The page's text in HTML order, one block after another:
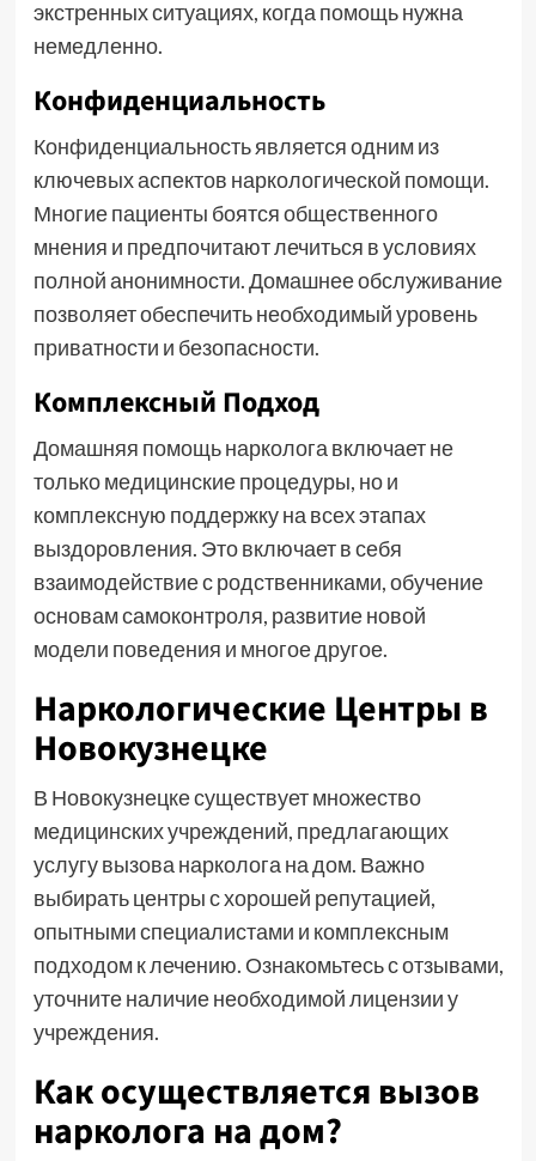
экстренных ситуациях, когда помощь нужна
немедленно.
Конфиденциальность
Конфиденциальность является одним из
ключевых аспектов наркологической помощи.
Многие пациенты боятся общественного
мнения и предпочитают лечиться в условиях
полной анонимности. Домашнее обслуживание
позволяет обеспечить необходимый уровень
приватности и безопасности.
Комплексный Подход
Домашняя помощь нарколога включает не
только медицинские процедуры, но и
комплексную поддержку на всех этапах
выздоровления. Это включает в себя
взаимодействие с родственниками, обучение
основам самоконтроля, развитие новой
модели поведения и многое другое.
Наркологические Центры в
Новокузнецке
В Новокузнецке существует множество
медицинских учреждений, предлагающих
услугу вызова нарколога на дом. Важно
выбирать центры с хорошей репутацией,
опытными специалистами и комплексным
подходом к лечению. Ознакомьтесь с отзывами,
уточните наличие необходимой лицензии у
учреждения.
Как осуществляется вызов
нарколога на дом?